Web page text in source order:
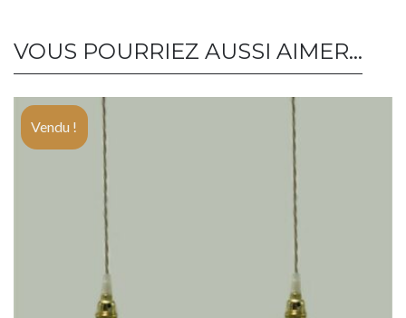
VOUS POURRIEZ AUSSI AIMER…
Vendu !